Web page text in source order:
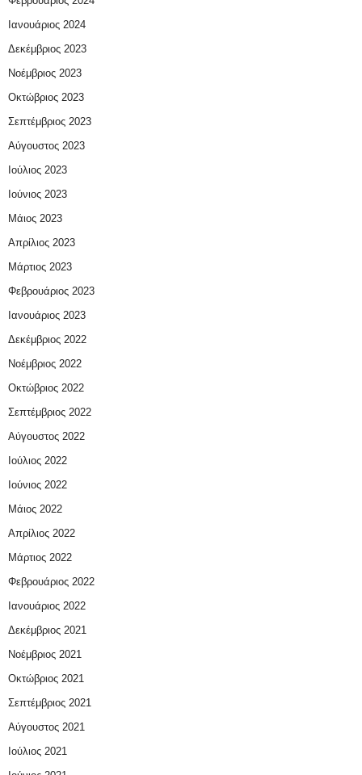
Ιανουάριος 2024
Δεκέμβριος 2023
Νοέμβριος 2023
Οκτώβριος 2023
Σεπτέμβριος 2023
Αύγουστος 2023
Ιούλιος 2023
Ιούνιος 2023
Μάιος 2023
Απρίλιος 2023
Μάρτιος 2023
Φεβρουάριος 2023
Ιανουάριος 2023
Δεκέμβριος 2022
Νοέμβριος 2022
Οκτώβριος 2022
Σεπτέμβριος 2022
Αύγουστος 2022
Ιούλιος 2022
Ιούνιος 2022
Μάιος 2022
Απρίλιος 2022
Μάρτιος 2022
Φεβρουάριος 2022
Ιανουάριος 2022
Δεκέμβριος 2021
Νοέμβριος 2021
Οκτώβριος 2021
Σεπτέμβριος 2021
Αύγουστος 2021
Ιούλιος 2021